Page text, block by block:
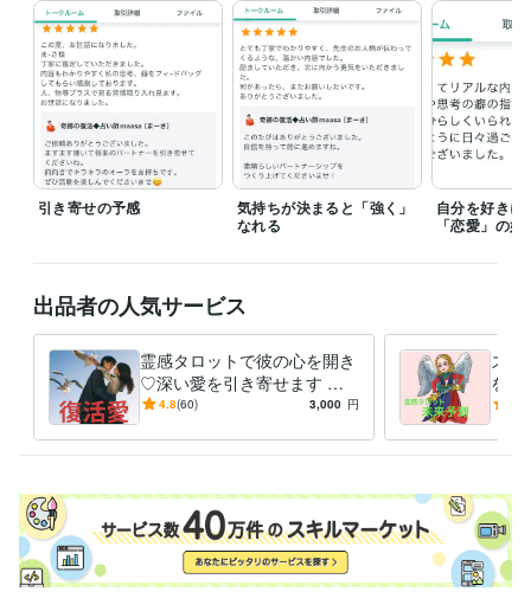
【お願い事項】
◎特別なご事情がない限り低評価レビューはお控えください。
◎基本的にあなた様のご都合に合わせておりますので、
心がすっきりとするまでお話を伺います。
◎電話鑑定におきましては霊感を駆使しマルセイユタロットで
【24時間対応メニュー】
テキスト鑑定は1200文字から受け付けております。
事前にご相談いただければ調整可能です。
フォローやお気に入り登録も大きな励みです。
ぜひご検討くださいませ。
【DMにて無料相談承っています】
こんな質問しても良いのか？
どのメニューを選んだら良いのか？
わからないことはDMでご質問くだされば
ご不安を取り除けるようにお答えしています
経験職種
クリエイター / ライター・編集 経験年数 : 10年
マーケティング / 広告・宣伝・プロモーション 経験年数 : 10年
引き寄せの予感
気持ちが決まると「強く」
なれる
自分を好きに
「恋愛」の始
出品者の人気サービス
霊感タロットで彼の心を開き
♡深い愛を引き寄せます お
相手の心の奥/潜在意識/縁結
4.8(60) 3,000 円
ズバ
を突
恋愛